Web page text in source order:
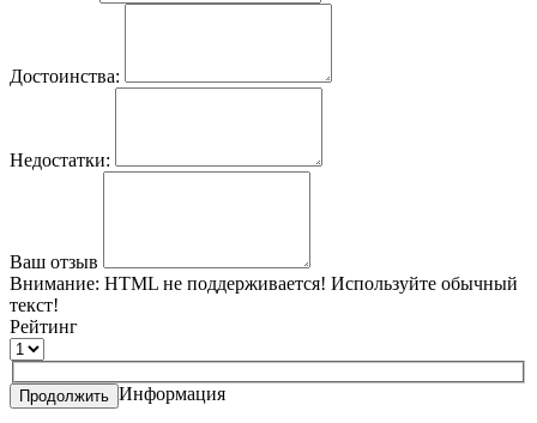
Достоинства:
Недостатки:
Ваш отзыв
Внимание: HTML не поддерживается! Используйте обычный
текст!
Рейтинг
Продолжить Информация